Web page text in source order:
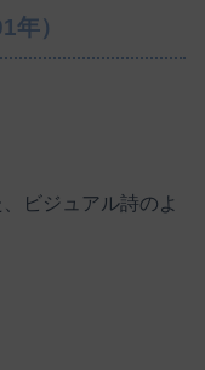
年）
ビジュアル詩のよ